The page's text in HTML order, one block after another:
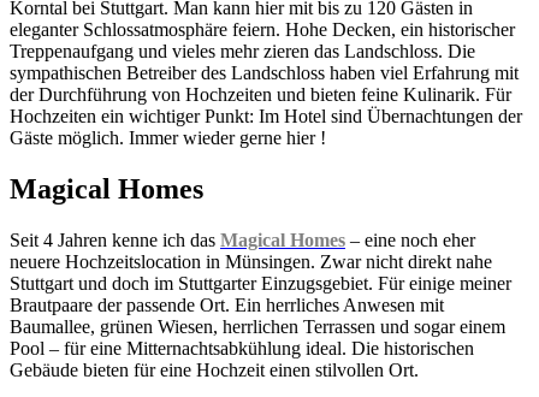
Korntal bei Stuttgart. Man kann hier mit bis zu 120 Gästen in
eleganter Schlossatmosphäre feiern. Hohe Decken, ein historischer
Treppenaufgang und vieles mehr zieren das Landschloss. Die
sympathischen Betreiber des Landschloss haben viel Erfahrung mit
der Durchführung von Hochzeiten und bieten feine Kulinarik. Für
Hochzeiten ein wichtiger Punkt: Im Hotel sind Übernachtungen der
Gäste möglich. Immer wieder gerne hier !
Magical Homes
Seit 4 Jahren kenne ich das Magical Homes – eine noch eher
neuere Hochzeitslocation in Münsingen. Zwar nicht direkt nahe
Stuttgart und doch im Stuttgarter Einzugsgebiet. Für einige meiner
Brautpaare der passende Ort. Ein herrliches Anwesen mit
Baumallee, grünen Wiesen, herrlichen Terrassen und sogar einem
Pool – für eine Mitternachtsabkühlung ideal. Die historischen
Gebäude bieten für eine Hochzeit einen stilvollen Ort.